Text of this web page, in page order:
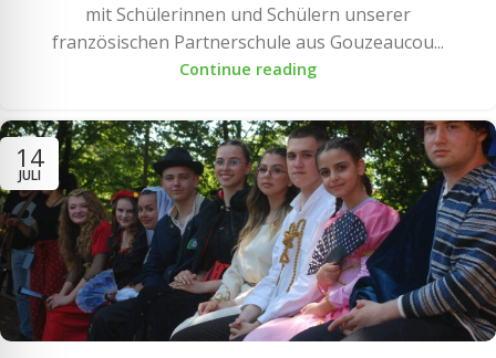
mit Schülerinnen und Schülern unserer
französischen Partnerschule aus Gouzeaucou...
Continue reading
14
JULI